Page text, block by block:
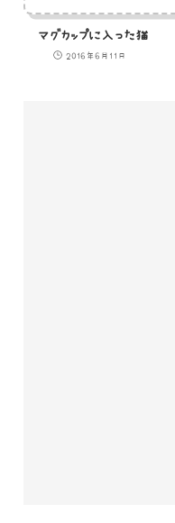
マグカップに入った猫
2016年6月11日